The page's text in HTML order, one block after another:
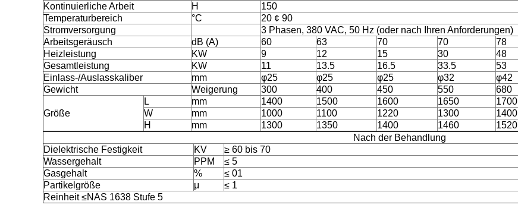
Kontinuierliche Arbeit
H
150
Temperaturbereich
°C
20 ¢ 90
Stromversorgung
3 Phasen, 380 VAC, 50 Hz (oder nach Ihren Anforderungen)
Arbeitsgeräusch
dB (A) 60 63 70 70 78
Heizleistung
KW 9 12 15 30 48
Gesamtleistung
KW 11 13.5 16.5 33.5 53
Einlass-/Auslasskaliber
mm φ25 φ25 φ25 φ32 φ42
Gewicht
Weigerung 300 400 450 550 680
Größe
L mm 1400 1500 1600 1650 1700
W
mm 1000 1100 1220 1300 1400
H
mm 1300 1350 1400 1460 1520
Nach der Behandlung
Dielektrische Festigkeit
KV
≥ 60 bis 70
Wassergehalt
PPM
≤ 5
Gasgehalt
%
≤ 01
Partikelgröße
μ
≤ 1
Reinheit ≤NAS 1638 Stufe 5